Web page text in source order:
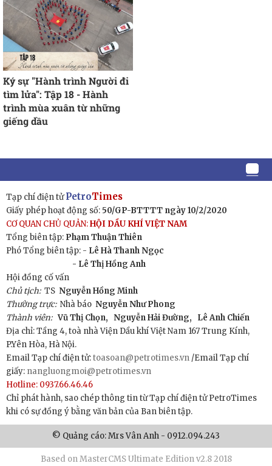
Ký sự "Hành trình Người đi
tìm lửa": Tập 18 - Hành
trình mùa xuân từ những
giếng dầu
Tạp chí điện tửPetroTimes
Giấy phép hoạt động số: 50/GP-BTTTT ngày 10/2/2020
CƠ QUAN CHỦ QUẢN:HỘI DẦU KHÍ VIỆT NAM
Tổng biên tập: Phạm Thuận Thiên
Phó Tổng biên tập: - Lê Hà Thanh Ngọc
- Lê Thị Hồng Anh
Hội đồng cố vấn
Chủ tịch:TS Nguyễn Hồng Minh
Thường trực: Nhà báo Nguyễn Như Phong
Thành viên: Vũ Thị Chọn, Nguyễn Hải Đường,
Lê Anh Chiến
Địa chỉ: Tầng 4, toà nhà Viện Dầu khí Việt Nam 167 Trung Kính,
P.Yên Hòa, Hà Nội.
Email Tạp chí điện tử:toasoan@petrotimes.vn /Email Tạp chí
giấy: nangluongmoi@petrotimes.vn
Hotline: 0937.66.46.46
Chỉ phát hành, sao chép thông tin từ Tạp chí điện tử PetroTimes
khi có sự đồng ý bằng văn bản của Ban biên tập.
© Quảng cáo: Mrs Vân Anh - 0912.094.243
Based on MasterCMS Ultimate Edition v2.8 2018